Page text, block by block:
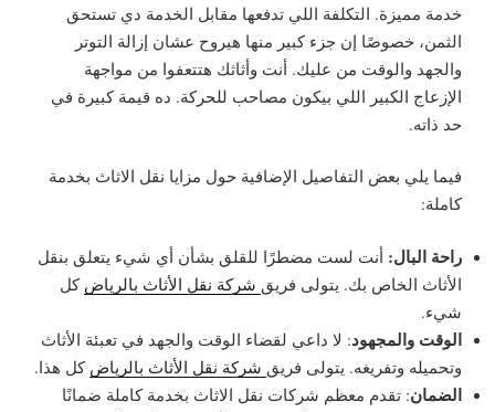
خدمة مميزة. التكلفة اللي تدفعها مقابل الخدمة دي تستحق
الثمن، خصوصًا إن جزء كبير منها هيروح عشان إزالة التوتر
والجهد والوقت من عليك. أنت وأثاثك هتتعفوا من مواجهة
الإزعاج الكبير اللي بيكون مصاحب للحركة. ده قيمة كبيرة في
حد ذاته.
فيما يلي بعض التفاصيل الإضافية حول مزايا نقل الاثاث بخدمة
كاملة:
راحة البال: أنت لست مضطرًا للقلق بشأن أي شيء يتعلق بنقل
الأثاث الخاص بك. يتولى فريق شركة نقل الأثاث بالرياض كل
شيء.
الوقت والمجهود: لا داعي لقضاء الوقت والجهد في تعبئة الأثاث
وتحميله وتفريغه. يتولى فريق شركة نقل الأثاث بالرياض كل هذا.
الضمان: تقدم معظم شركات نقل الاثاث بخدمة كاملة ضمانًا